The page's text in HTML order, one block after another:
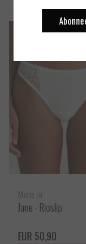
Marie Jo
Jane - Rioslip
EUR 50,90